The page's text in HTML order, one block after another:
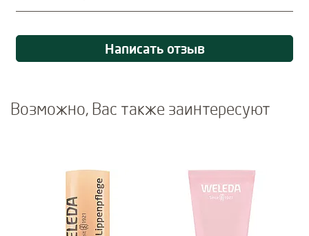
Написать отзыв
Возможно, Вас также заинтересуют